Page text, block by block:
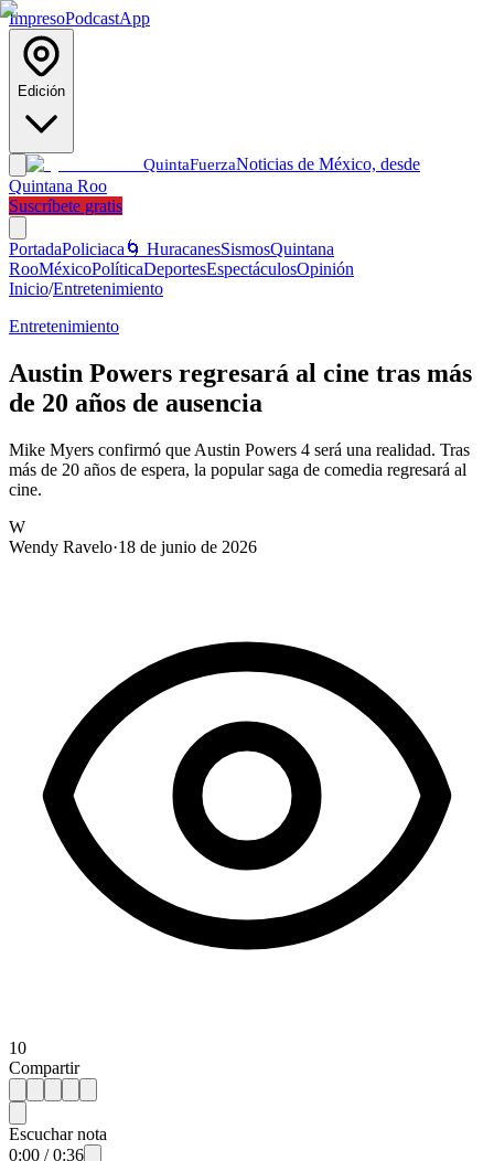
ImpresoPodcastApp
Edición
QuintaFuerzaNoticias de México, desde
Quintana Roo
Suscríbete gratis
PortadaPoliciaca 🌀 HuracanesSismosQuintana
RooMéxicoPolíticaDeportesEspectáculosOpinión
Inicio/Entretenimiento
Entretenimiento
Austin Powers regresará al cine tras más
de 20 años de ausencia
Mike Myers confirmó que Austin Powers 4 será una realidad. Tras
más de 20 años de espera, la popular saga de comedia regresará al
cine.
W
Wendy Ravelo·18 de junio de 2026
10
Compartir
Escuchar nota
0:00 /0:36